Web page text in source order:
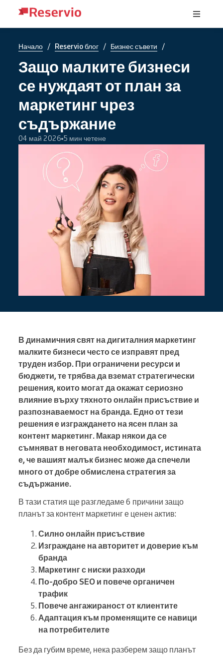
Начало / Reservio блог / Бизнес съвети /
Защо малките бизнеси
се нуждаят от план за
маркетинг чрез
съдържание
04 май 2026 5 мин четене
В динамичния свят на дигиталния маркетинг
малките бизнеси често се изправят пред
труден избор. При ограничени ресурси и
бюджети, те трябва да вземат стратегически
решения, които могат да окажат сериозно
влияние върху тяхното онлайн присъствие и
разпознаваемост на бранда. Едно от тези
решения е изграждането на ясен план за
контент маркетинг. Макар някои да се
съмняват в неговата необходимост, истината
е, че вашият малък бизнес може да спечели
много от добре обмислена стратегия за
съдържание.
В тази статия ще разгледаме 6 причини защо
планът за контент маркетинг е ценен актив:
Силно онлайн присъствие
Изграждане на авторитет и доверие към
бранда
Маркетинг с ниски разходи
По-добро SEO и повече органичен
трафик
Повече ангажираност от клиентите
Адаптация към променящите се навици
на потребителите
Без да губим време, нека разберем защо планът